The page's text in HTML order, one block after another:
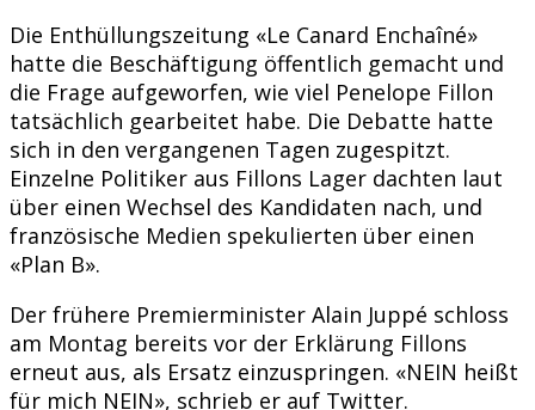
Die Enthüllungszeitung «Le Canard Enchaîné»
hatte die Beschäftigung öffentlich gemacht und
die Frage aufgeworfen, wie viel Penelope Fillon
tatsächlich gearbeitet habe. Die Debatte hatte
sich in den vergangenen Tagen zugespitzt.
Einzelne Politiker aus Fillons Lager dachten laut
über einen Wechsel des Kandidaten nach, und
französische Medien spekulierten über einen
«Plan B».
Der frühere Premierminister Alain Juppé schloss
am Montag bereits vor der Erklärung Fillons
erneut aus, als Ersatz einzuspringen. «NEIN heißt
für mich NEIN», schrieb er auf Twitter.